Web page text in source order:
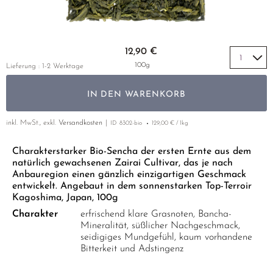
EMPFEHLUNGEN
LUSHAN CLOUD & MIST
SUI TONG CHA
TAIPING HOUKUI
WHITE CRANE WAVE
SORTEN ÜBERSICHT CHINA
MIYAZAKI
SHIBUSHI
UJI
YAME
YUNNAN
GELBER TEE
SETS & GIFTS
PHOENIX DANCONG
ZHANGPING SHUI XIAN
JAPAN
THAILAND
EMPFEHLUNGEN
SETS & GIFTS
TÜRKEI
EMPFEHLUNGEN
SETS & GIFTS
NACH SORTE
MATE TEE
SELTENE INCENCES
Charakterstarker Bio-Sencha der ersten Ernte aus dem
natürlich gewachsenen Zairai Cultivar, das je nach
Anbauregion einen gänzlich einzigartigen Geschmack
entwickelt. Angebaut in dem sonnenstarken Top-Terroir
Kagoshima, Japan, 100g
Charakter
erfrischend klare Grasnoten, Bancha-
Mineralität, süßlicher Nachgeschmack,
seidigiges Mundgefühl, kaum vorhandene
Bitterkeit und Adstingenz
12,90 €
100g
IN DEN WARENKORB
Lieferung : 1-2 Werktage
inkl. MwSt., exkl. Versandkosten ID 8302-bio 129,00 € / 1kg